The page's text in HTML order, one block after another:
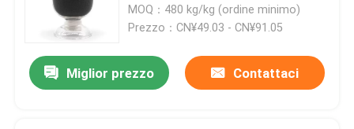
MOQ：480 kg/kg (ordine minimo)
Prezzo：CN¥49.03 - CN¥91.05
Miglior prezzo Contattaci